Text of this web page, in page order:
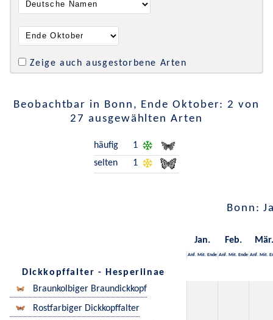
Zeige auch ausgestorbene Arten
Beobachtbar in Bonn, Ende Oktober: 2 von
27 ausgewählten Arten
häufig
1
selten
1
Bonn:
Jan. Feb. Mär.
Anf. Mit. Ende Anf. Mit. Ende Anf. Mit.
Dickkopffalter - Hesperiinae
Braunkolbiger Braundickkopf
Rostfarbiger Dickkopffalter